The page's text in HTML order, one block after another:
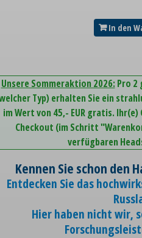
In den
Unsere Sommeraktion 2026: Pro 2
Typ) erhalten Sie ein
im Wert von 45,- EUR gratis.
Checkout (im Schritt
verfügbaren
Kennen Sie schon den
Entdecken Sie das
Hier haben nicht wir,